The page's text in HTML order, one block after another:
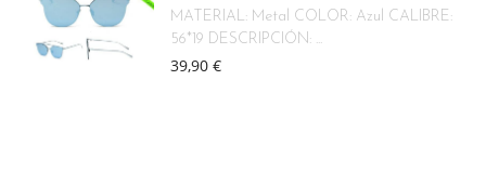
MATERIAL: Metal COLOR: Azul CALIBRE:
56*19 DESCRIPCIÓN: ...
39,90 €